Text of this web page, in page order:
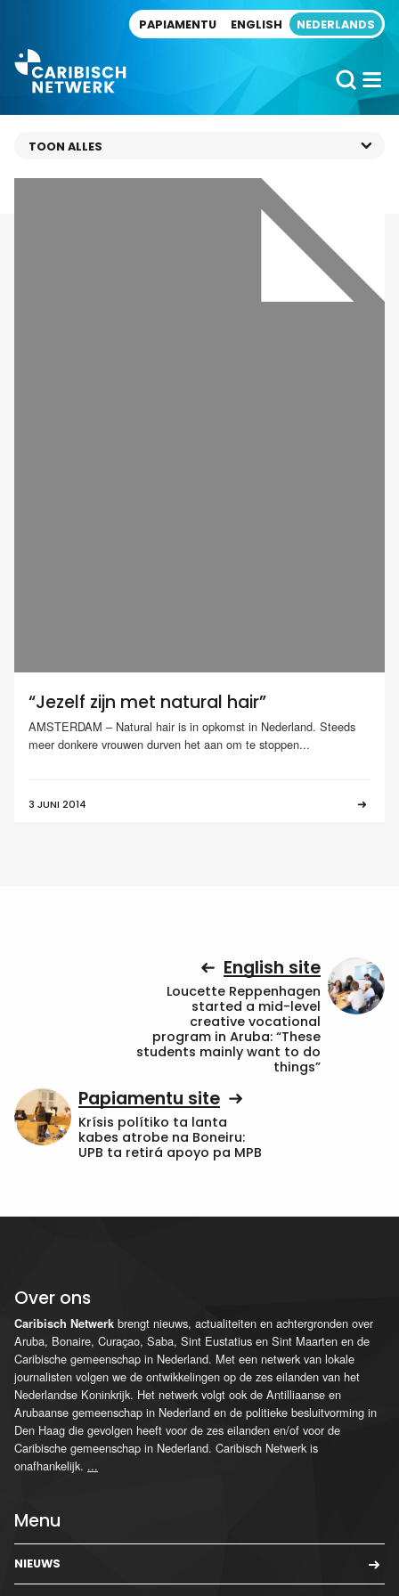
PAPIAMENTU ENGLISH NEDERLANDS
“Jezelf zijn met natural hair”
AMSTERDAM – Natural hair is in opkomst in Nederland. Steeds
meer donkere vrouwen durven het aan om te stoppen...
3 JUNI 2014
English site
Loucette Reppenhagen
started a mid-level
creative vocational
program in Aruba: “These
students mainly want to do
things”
Papiamentu site
Krísis polítiko ta lanta
kabes atrobe na Boneiru:
UPB ta retirá apoyo pa MPB
Over ons
Caribisch Netwerk brengt nieuws, actualiteiten en achtergronden over
Aruba, Bonaire, Curaçao, Saba, Sint Eustatius en Sint Maarten en de
Caribische gemeenschap in Nederland. Met een netwerk van lokale
journalisten volgen we de ontwikkelingen op de zes eilanden van het
Nederlandse Koninkrijk. Het netwerk volgt ook de Antilliaanse en
Arubaanse gemeenschap in Nederland en de politieke besluitvorming in
Den Haag die gevolgen heeft voor de zes eilanden en/of voor de
Caribische gemeenschap in Nederland. Caribisch Netwerk is
onafhankelijk. ...
Menu
NIEUWS